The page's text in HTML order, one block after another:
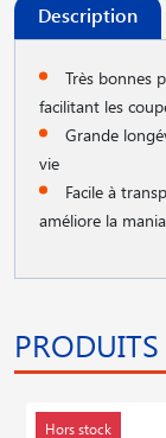
Description
Très bonnes
facilitant les
Grande
vie
Facile à
améliore la
Hors stock